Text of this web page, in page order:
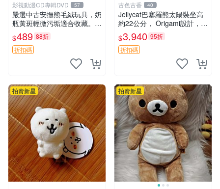
影視動漫CD專輯DVD 57
嚴選中古安撫熊毛絨玩具，奶
瓶黃斑輕微污垢適合收藏。默
認兩日發貨，全國快遞隨機派
送。 成色如圖可放心購買，
輕微瑕疵和臟污不影響使用。
安撫熊 中古玩偶 毛
$489 88折
折扣碼
古色古香 40
Jellycat巴塞羅熊太陽裝坐高
約22公分， Origami設計，來
自越南。嚴選 Recommendat
ion！巴塞羅、 Origami熊、J
elly
$3,940 95折
折扣碼
拍賣新星 拍賣新星